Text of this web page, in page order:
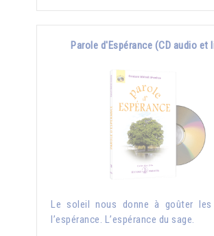
Parole d'Espérance (CD audio et
Le soleil nous donne à goûter
l’espérance. L’espérance du sage.